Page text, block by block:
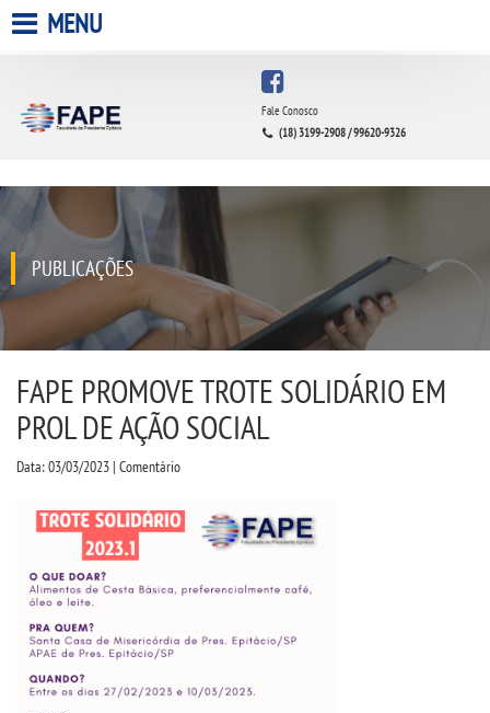
A FACULDADE
QUEM SOMOS
INFRAESTRUTURA
BIBLIOTECA
CPA
PROUNI
BACHARELADOS
MENU
Fale Conosco
(18) 3199-2908 / 99620-9326
PUBLICAÇÕES
FAPE PROMOVE TROTE SOLIDÁRIO EM
PROL DE AÇÃO SOCIAL
Data: 03/03/2023 | Comentário